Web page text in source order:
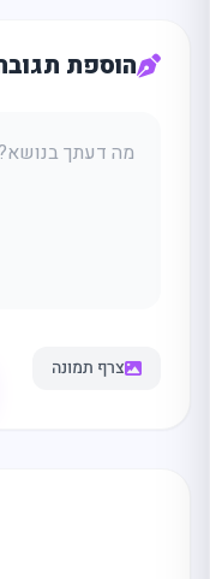
הוספת
צרף תמונה